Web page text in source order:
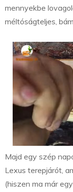
mennyekbe
méltóságteljes,
Majd egy szép
Lexus terepjárót,
(hiszen ma már